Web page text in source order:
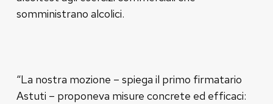
somministrano alcolici.
“La nostra mozione – spiega il primo firmatario
Astuti – proponeva misure concrete ed efficaci: